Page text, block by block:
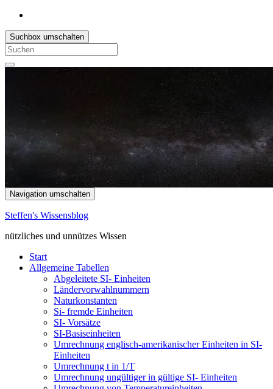
Suchbox umschalten
Search
for:
Navigation umschalten
Steffen's Wissensblog
nützliches und unnützes Wissen
Start
Allgemeine Tabellen
Abgeleitete SI- Einheiten
Ländervorwahlnummern
Naturkonstanten
Si- fremde Einheiten
SI- Vorsätze
SI-Basiseinheiten
Umrechnung englisch-amerikanischer Einheiten in SI-
Einheiten
Umrechnung t in 1/T
Umrechnung ungültiger in gültige SI- Einheiten